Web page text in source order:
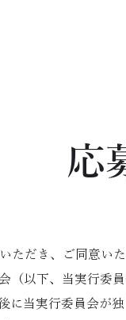
応
ただき、ご同意い
（以下、当実行委
に当実行委員会が